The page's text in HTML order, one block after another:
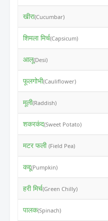
खीरा(Cucumbar)
शिमला मिर्च(Capsicum)
आलू(Desi)
फूलगोभी(Cauliflower)
मूली(Raddish)
शकरकंद(Sweet Potato)
मटर फली (Field Pea)
कद्दू(Pumpkin)
हरी मिर्च(Green Chilly)
पालक(Spinach)